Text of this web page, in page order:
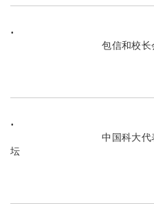
                               包信和校长会见美国驻沪总领事王汉一行
                               中国科大代表团应邀出席中日大学校长论
坛